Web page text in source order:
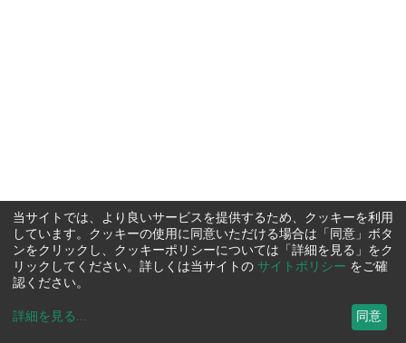
当サイトでは、より良いサービスを提供するため、クッキーを利用
しています。クッキーの使用に同意いただける場合は「同意」ボタ
ンをクリックし、クッキーポリシーについては「詳細を見る」をク
リックしてください。詳しくは当サイトの サイトポリシー をご確
認ください。
詳細を見る ... 同意